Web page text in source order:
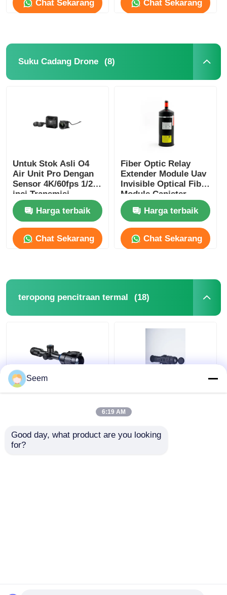
Chat Sekarang Chat Sekarang
Suku Cadang Drone (8)
Untuk Stok Asli O4
Air Unit Pro Dengan
Sensor 4K/60fps 1/2
inci Transmisi
Definisi Tinggi 15km
O4 Pro Air Unit 4K
4GB
Harga terbaik
Chat Sekarang
Fiber Optic Relay
Extender Module Uav
Invisible Optical Fiber
Module Canister
Harga terbaik
Chat Sekarang
teropong pencitraan termal (18)
Imaging Berburu IP67
Termal Cerdas DUB-
650
Jangkauan Pencitraan
Termal
Seem
6:19 AM
Good day, what product are you looking
for?